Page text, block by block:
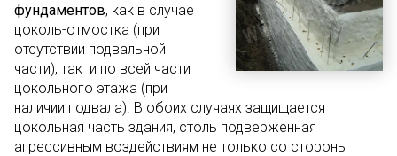
фундаментов, как в случае
цоколь-отмостка (при
отсутствии подвальной
части), так и по всей части
цокольного этажа (при
наличии подвала). В обоих случаях защищается
цокольная часть здания, столь подверженная
агрессивным воздействиям не только со стороны